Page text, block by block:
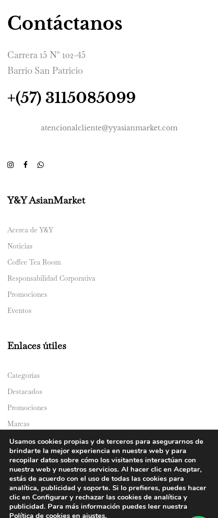
Contáctanos
Carrera 15 N° 102-45
Barrio San Patricio
+(57) 3115085099
atencionalcliente@yyasianmarket.com
Y&Y AsianMarket
Acerca de Y&Y
Noticias
Coffee Tea Room
Responsabilidad Corporativa
Promociones
Eventos
Enlaces útiles
Categorías
Destacados
Promociones
Marcas
Catálogos
Domicilios
© 2024 Y&Y Asian Market. All rights reserved.
Usamos cookies propias y de terceros para asegurarnos de
brindarte la mejor experiencia en nuestra web y para
recopilar datos sobre cómo los visitantes interactúan con
nuestra web y nuestros servicios. Al hacer clic en Aceptar,
estás de acuerdo con el uso de todas las cookies para
analítica, publicidad y soporte. Si lo prefieres, puedes hacer
clic en Configurar y rechazar las cookies de analítica y
publicidad. Para más información puedes leer nuestra
Política de cookies en ajustes.